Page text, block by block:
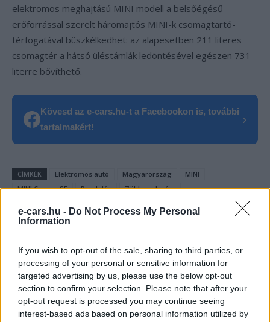
e-cars.hu - Do Not Process My Personal
Information
If you wish to opt-out of the sale, sharing to third parties, or
processing of your personal or sensitive information for
targeted advertising by us, please use the below opt-out
section to confirm your selection. Please note that after your
opt-out request is processed you may continue seeing
interest-based ads based on personal information utilized by
elektromos meghajtású MINI modell a belsőégésű
erőforrással szerelt háromajtós MINI-k csomagtartó-
térfogatával büszkélkedhet: az alapesetben 211 literes
csomagtér a hátsó üléstámlák ledöntésével egészen 731
literre bővíthető.
Kövesd az e-cars.hu-t a Facebookon is, további
tartalmakért!
›
CÍMKÉK Elektromos autó Magyarország
MINI
MINI Cooper SE
Rendelés Zöld rendszám